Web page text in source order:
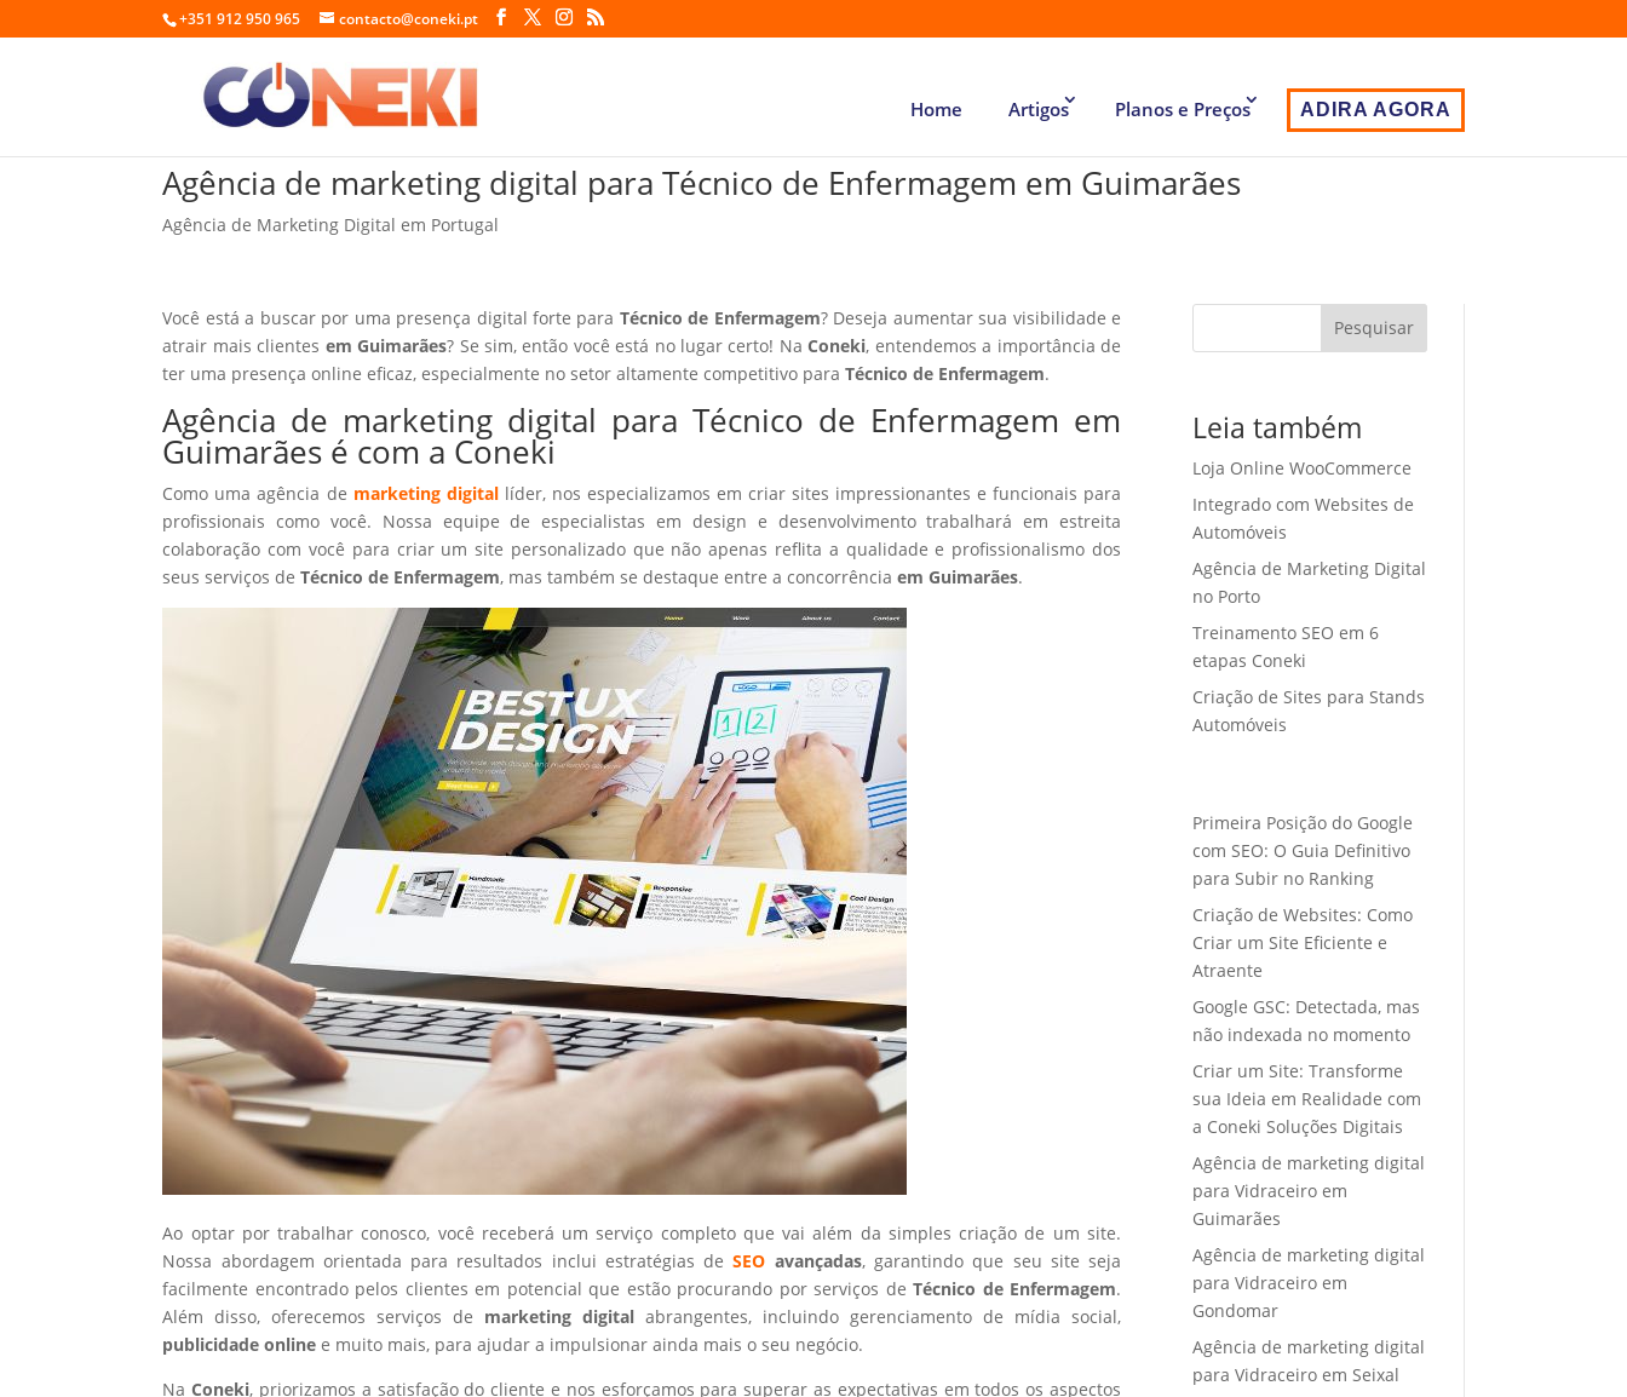
+351 912 950 965 contacto@coneki.pt
Home Artigos Planos e Preços ADIRA AGORA
Agência de marketing digital para Técnico de Enfermagem em Guimarães
Agência de Marketing Digital em Portugal
Você está a buscar por uma presença digital forte para Técnico de Enfermagem? Deseja aumentar sua visibilidade e
atrair mais clientes em Guimarães? Se sim, então você está no lugar certo! NaConeki, entendemos a importância de
ter uma presença online eficaz, especialmente no setor altamente competitivo paraTécnico de Enfermagem.
Agência de marketing digital para Técnico de Enfermagem em
Guimarães é com a Coneki
Como uma agência de marketing digitallíder, nos especializamos em criar sites impressionantes e funcionais para
profissionais como você. Nossa equipe de especialistas em design e desenvolvimento trabalhará em estreita
colaboração com você para criar um site personalizado que não apenas reflita a qualidade e profissionalismo dos
seus serviços deTécnico de Enfermagem, mas também se destaque entre a concorrênciaem Guimarães.
Ao optar por trabalhar conosco, você receberá um serviço completo que vai além da simples criação de um site.
Nossa abordagem orientada para resultados inclui estratégias deSEO avançadas, garantindo que seu site seja
facilmente encontrado pelos clientes em potencial que estão procurando por serviços deTécnico de Enfermagem.
Além disso, oferecemos serviços de marketing digitalabrangentes, incluindo gerenciamento de mídia social,
publicidade online e muito mais, para ajudar a impulsionar ainda mais o seu negócio.
NaConeki, priorizamos a satisfação do cliente e nos esforçamos para superar as expectativas em todos os aspectos
Pesquisar
Leia também
Loja Online WooCommerce
Integrado com Websites de
Automóveis
Agência de Marketing Digital
no Porto
Treinamento SEO em 6
etapas Coneki
Criação de Sites para Stands
Automóveis
Primeira Posição do Google
com SEO: O Guia Definitivo
para Subir no Ranking
Criação de Websites: Como
Criar um Site Eficiente e
Atraente
Google GSC: Detectada, mas
não indexada no momento
Criar um Site: Transforme
sua Ideia em Realidade com
a Coneki Soluções Digitais
Agência de marketing digital
para Vidraceiro em
Guimarães
Agência de marketing digital
para Vidraceiro em
Gondomar
Agência de marketing digital
para Vidraceiro em Seixal